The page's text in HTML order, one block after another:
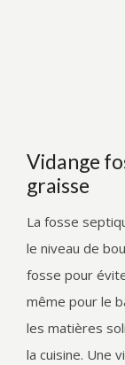
Vidange
graisse
La fosse
le niveau de
fosse pour
même pour le
les matières
la cuisine. Une